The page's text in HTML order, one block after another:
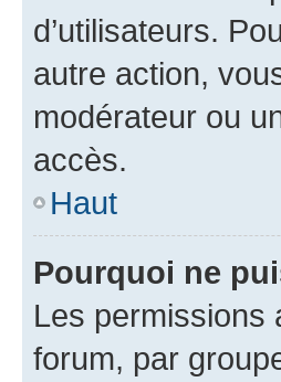
d’utilisateurs.
autre action,
modérateur ou
accès.
Haut
Pourquoi ne
Les permissions
forum, par